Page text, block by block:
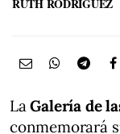
LaGalería de
conmemorará